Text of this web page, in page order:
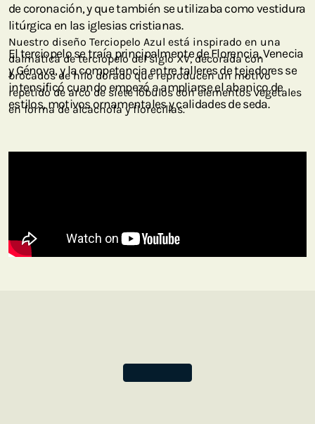
de coronación, y que también se utilizaba como vestidura
litúrgica en las iglesias cristianas.
El terciopelo se traía principalmente de Florencia, Venecia
y Génova, y la competencia entre talleres de tejedores se
intensificó cuando empezó a ampliarse el abanico de
estilos, motivos ornamentales y calidades de seda.
propiedad del economista y marchante húngaro Marczell
siete lóbulos, cada una de las cuales enmarca una flor de
alcachofa, ornamento muy popular en aquella época.
Nuestro diseño Terciopelo Azul está inspirado en una
dalmática de terciopelo del siglo XV, decorada con
brocados de hilo dorado que reproducen un motivo
repetido de arco de siete lóbulos con elementos vegetales
en forma de alcachofa y florecillas.